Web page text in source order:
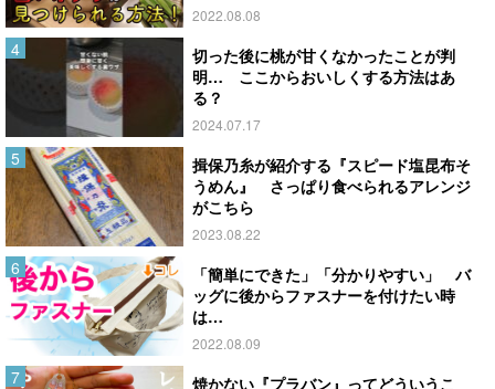
2022.08.08
切った後に桃が甘くなかったことが判
明… ここからおいしくする方法はあ
る？
2024.07.17
揖保乃糸が紹介する『スピード塩昆布そ
うめん』 さっぱり食べられるアレンジ
がこちら
2023.08.22
「簡単にできた」「分かりやすい」 バ
ッグに後からファスナーを付けたい時
は…
2022.08.09
焼かない『プラバン』ってどういうこ